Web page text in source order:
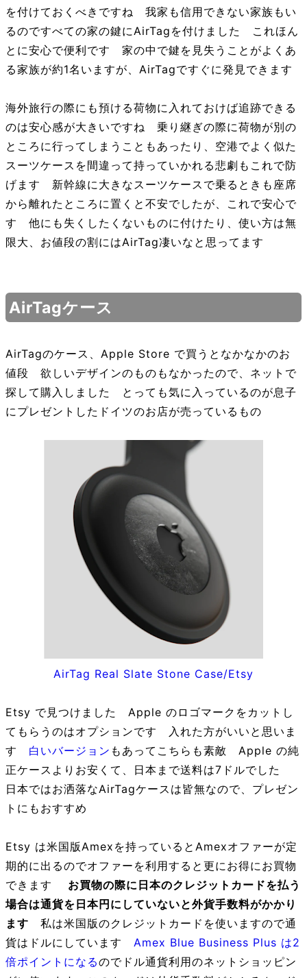
を付けておくべきですね 我家も信用できない家族もい
るのですべての家の鍵にAirTagを付けました これほん
とに安心で便利です 家の中で鍵を見失うことがよくあ
る家族が約1名いますが、AirTagですぐに発見できます
海外旅行の際にも預ける荷物に入れておけば追跡できる
のは安心感が大きいですね 乗り継ぎの際に荷物が別の
ところに行ってしまうこともあったり、空港でよく似た
スーツケースを間違って持っていかれる悲劇もこれで防
げます 新幹線に大きなスーツケースで乗るときも座席
から離れたところに置くと不安でしたが、これで安心で
す 他にも失くしたくないものに付けたり、使い方は無
限大、お値段の割にはAirTag凄いなと思ってます
AirTagケース
AirTagのケース、Apple Store で買うとなかなかのお
値段 欲しいデザインのものもなかったので、ネットで
探して購入しました とっても気に入っているのが息子
にプレゼントしたドイツのお店が売っているもの
AirTag Real Slate Stone Case/Etsy
Etsy で見つけました Apple のロゴマークをカットし
てもらうのはオプションです 入れた方がいいと思いま
す 白いバージョン もあってこちらも素敵 Apple の純
正ケースよりお安くて、日本まで送料は7ドルでした
日本ではお洒落なAirTagケースは皆無なので、プレゼン
トにもおすすめ
Etsy は米国版Amexを持っているとAmexオファーが定
期的に出るのでオファーを利用すると更にお得にお買物
できます お買物の際に日本のクレジットカードを払う
場合は通貨を日本円にしていないと外貨手数料がかかり
ます 私は米国版のクレジットカードを使いますので通
貨はドルにしています Amex Blue Business Plus は2
倍ポイントになるのでドル通貨利用のネットショッピン